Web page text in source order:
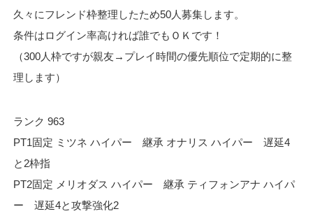
久々にフレンド枠整理したため50人募集します。
条件はログイン率高ければ誰でもＯＫです！
（300人枠ですが親友→プレイ時間の優先順位で定期的に整
理します）
ランク 963
PT1固定 ミツネ ハイパー 継承 オナリス ハイパー 遅延4
と2枠指
PT2固定 メリオダス ハイパー 継承 ティフォンアナ ハイパ
ー 遅延4と攻撃強化2